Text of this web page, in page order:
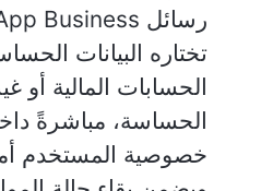
تختاره البيانات
الحسابات المالية أو
الحساسة، مباشرةً
خصوصية المستخدم أمر